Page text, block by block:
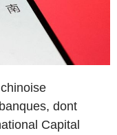
dont
Capital